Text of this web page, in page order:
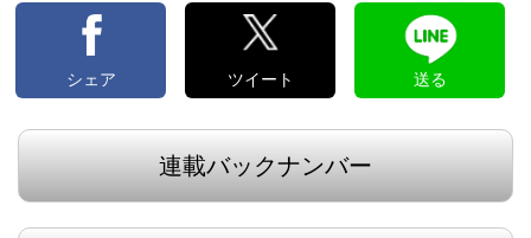
シェア ツイート 送る
連載バックナンバー